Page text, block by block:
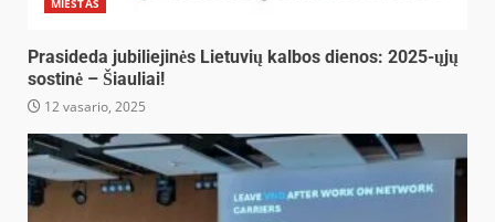
Prasideda jubiliejinės Lietuvių kalbos dienos: 2025-ųjų
sostinė – Šiauliai!
12 vasario, 2025